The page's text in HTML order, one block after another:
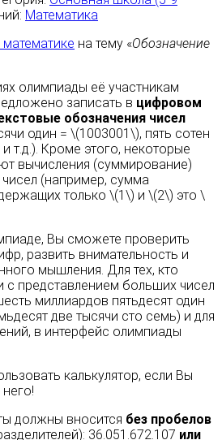
Математика
на тему «Обозначение
олимпиады её участникам
записать в цифровом
обозначения чисел
один = \(1003001\), пять сотен
т.д.). Кроме этого, некоторые
вычисления (суммирование)
(например, сумма
только \(1\) и \(2\) это \
Вы сможете проверить
развить внимательность и
мышления. Для тех, кто
с представлением больших чисел
миллиардов пятьдесят один
две тысячи сто семь) и для
в интерфейс олимпиады
калькулятор, если Вы
должны вносится без пробелов
36.051.672.107 или